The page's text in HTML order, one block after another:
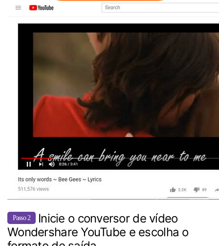
Passo 2
Inicie o conversor de vídeo
Wondershare YouTube e escolha o